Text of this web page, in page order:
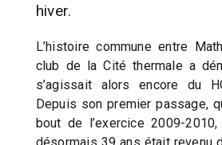
hiver.
L’histoire commune entre
club de la Cité thermale a
s’agissait alors encore du
Depuis son premier passage,
bout de l’exercice 2009-